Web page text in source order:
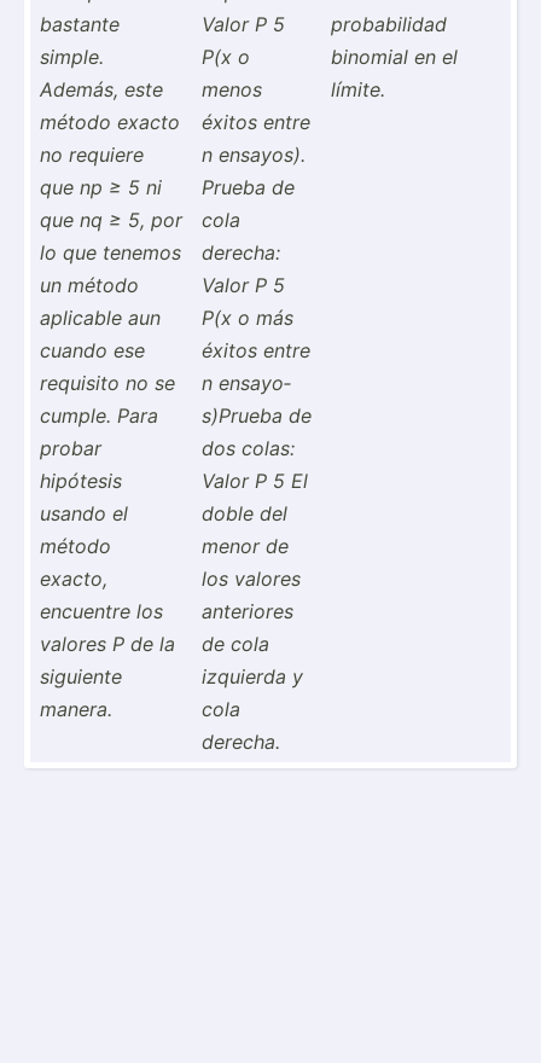
bastante
simple.
Además, este
método exacto
no requiere
que np ≥ 5 ni
que nq ≥ 5, por
lo que tenemos
un método
aplicable aun
cuando ese
requisito no se
cumple. Para
probar
hipótesis
usando el
método
exacto,
encuentre los
valores P de la
siguiente
manera.
Valor P 5
P(x o
menos
éxitos entre
n ensayos).
Prueba de
cola
derecha:
Valor P 5
P(x o más
éxitos entre
n ensayo­
s)P­rueba de
dos colas:
Valor P 5 El
doble del
menor de
los valores
anteriores
de cola
izquierda y
cola
derecha.
probab­ilidad
binomial en el
límite.